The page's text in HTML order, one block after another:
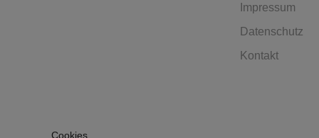
Impressum
Datenschutz
Kontakt
Cookies